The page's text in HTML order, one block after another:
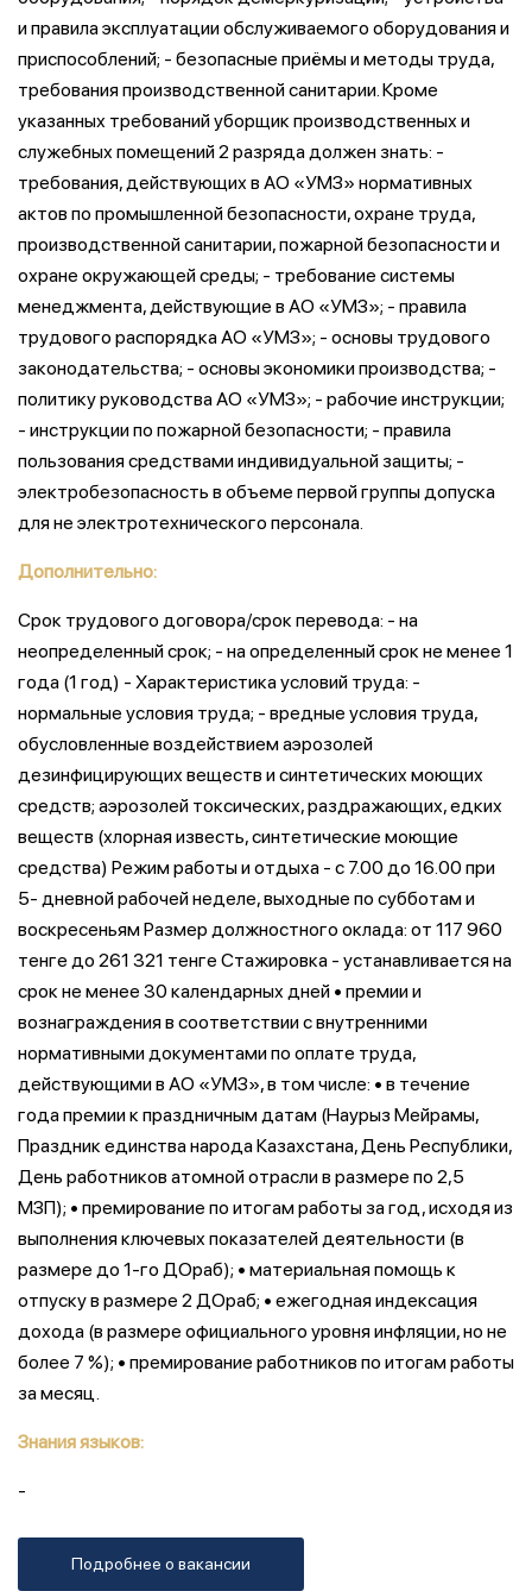
и правила эксплуатации обслуживаемого оборудования и
приспособлений; - безопасные приёмы и методы труда,
требования производственной санитарии. Кроме
указанных требований уборщик производственных и
служебных помещений 2 разряда должен знать: -
требования, действующих в АО «УМЗ» нормативных
актов по промышленной безопасности, охране труда,
производственной санитарии, пожарной безопасности и
охране окружающей среды; - требование системы
менеджмента, действующие в АО «УМЗ»; - правила
трудового распорядка АО «УМЗ»; - основы трудового
законодательства; - основы экономики производства; -
политику руководства АО «УМЗ»; - рабочие инструкции;
- инструкции по пожарной безопасности; - правила
пользования средствами индивидуальной защиты; -
электробезопасность в объеме первой группы допуска
для не электротехнического персонала.
Дополнительно:
Срок трудового договора/срок перевода: - на
неопределенный срок; - на определенный срок не менее 1
года (1 год) - Характеристика условий труда: -
нормальные условия труда; - вредные условия труда,
обусловленные воздействием аэрозолей
дезинфицирующих веществ и синтетических моющих
средств; аэрозолей токсических, раздражающих, едких
веществ (хлорная известь, синтетические моющие
средства) Режим работы и отдыха - с 7.00 до 16.00 при
5- дневной рабочей неделе, выходные по субботам и
воскресеньям Размер должностного оклада: от 117 960
тенге до 261 321 тенге Стажировка - устанавливается на
срок не менее 30 календарных дней • премии и
вознаграждения в соответствии с внутренними
нормативными документами по оплате труда,
действующими в АО «УМЗ», в том числе: • в течение
года премии к праздничным датам (Наурыз Мейрамы,
Праздник единства народа Казахстана, День Республики,
День работников атомной отрасли в размере по 2,5
МЗП); • премирование по итогам работы за год, исходя из
выполнения ключевых показателей деятельности (в
размере до 1-го ДОраб); • материальная помощь к
отпуску в размере 2 ДОраб; • ежегодная индексация
дохода (в размере официального уровня инфляции, но не
более 7 %); • премирование работников по итогам работы
за месяц.
Знания языков:
-
Подробнее о вакансии